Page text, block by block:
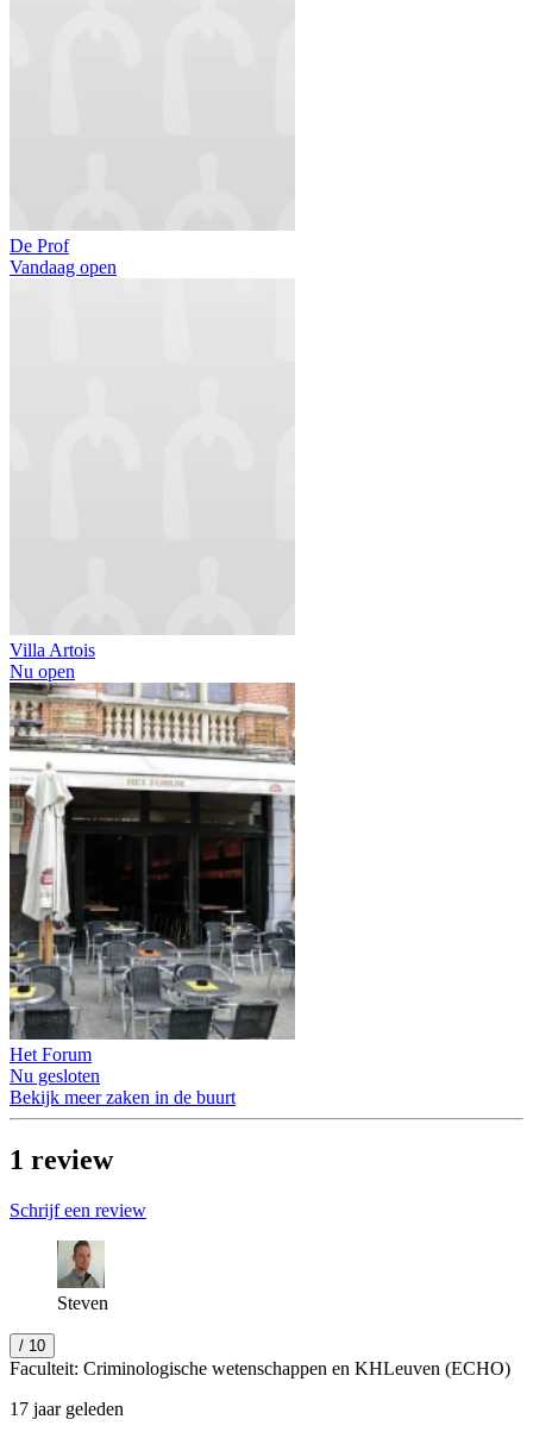
De Prof
Vandaag open
Villa Artois
Nu open
Het Forum
Nu gesloten
Bekijk meer zaken in de buurt
1 review
Schrijf een review
Steven
/ 10
Faculteit: Criminologische wetenschappen en KHLeuven (ECHO)
17 jaar geleden